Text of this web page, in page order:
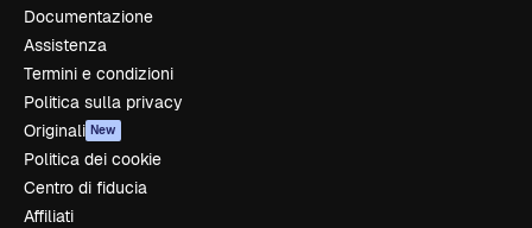
Documentazione
Assistenza
Termini e condizioni
Politica sulla privacy
Originali New
Politica dei cookie
Centro di fiducia
Affiliati